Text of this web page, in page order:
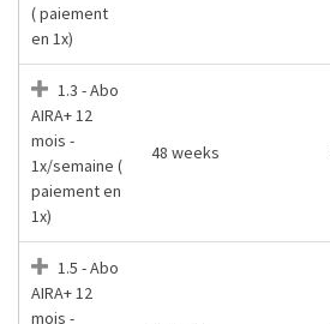
( paiement
en 1x)
1.3 - Abo
AIRA+ 12
mois -
1x/semaine (
paiement en
1x)
48 weeks
1.5 - Abo
AIRA+ 12
mois -